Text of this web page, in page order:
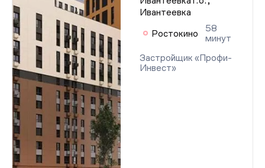
Ивантеевка
Ростокино
58
минут
Застройщик «Профи-
Инвест»